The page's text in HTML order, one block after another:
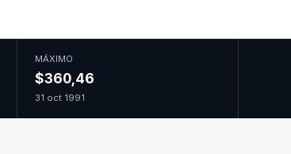
MÁXIMO
$360,46
31 oct 1991